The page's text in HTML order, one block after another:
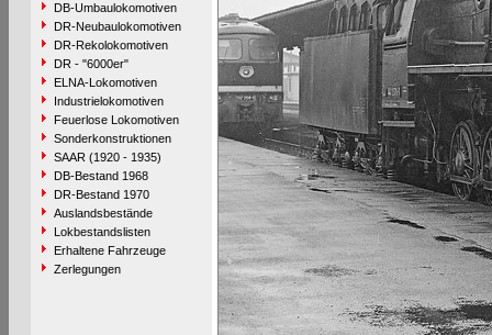
DB-Umbaulokomotiven
DR-Neubaulokomotiven
DR-Rekolokomotiven
DR - "6000er"
ELNA-Lokomotiven
Industrielokomotiven
Feuerlose Lokomotiven
Sonderkonstruktionen
SAAR (1920 - 1935)
DB-Bestand 1968
DR-Bestand 1970
Auslandsbestände
Lokbestandslisten
Erhaltene Fahrzeuge
Zerlegungen